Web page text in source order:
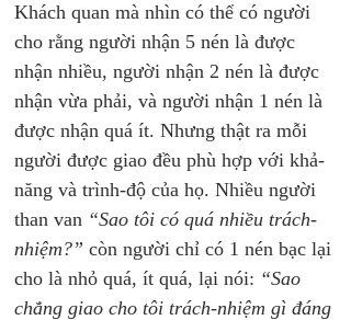
Khách quan mà nhìn có thể có người
cho rằng người nhận 5 nén là được
nhận nhiều, người nhận 2 nén là được
nhận vừa phải, và người nhận 1 nén là
được nhận quá ít. Nhưng thật ra mỗi
người được giao đều phù hợp với khả-
năng và trình-độ của họ. Nhiều người
than van “Sao tôi có quá nhiều trách-
nhiệm?” còn người chỉ có 1 nén bạc lại
cho là nhỏ quá, ít quá, lại nói: “Sao
chẳng giao cho tôi trách-nhiệm gì đáng